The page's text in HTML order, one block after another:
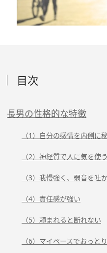
目次
長男の性格的な特徴
（1）自分の感情を内側に
（2）神経質で人に気を使う
（3）我慢強く、弱音を吐
（4）責任感が強い
（5）頼まれると断れない
（6）マイペースでおっと